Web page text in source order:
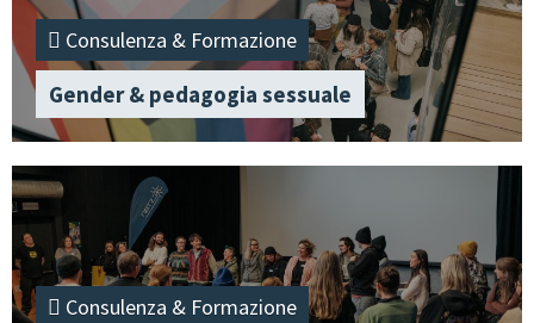
Consulenza & Formazione
Gender & pedagogia sessuale
Consulenza & Formazione